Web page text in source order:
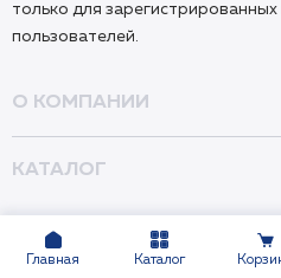
только для
пользователей.
О КОМПАНИИ
КАТАЛОГ
Главная Каталог